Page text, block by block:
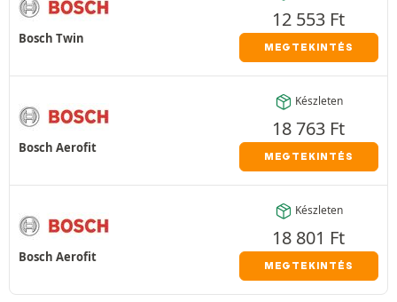
Bosch Twin
12 553 Ft
MEGTEKINTÉS
Bosch Aerofit
Készleten
18 763 Ft
MEGTEKINTÉS
Bosch Aerofit
Készleten
18 801 Ft
MEGTEKINTÉS